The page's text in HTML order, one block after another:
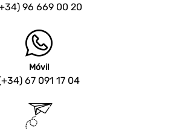
96 669 00 20
Móvil
67 091 17 04